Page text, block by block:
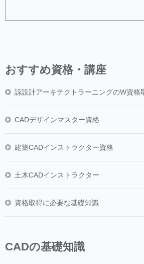
おすすめ資格・講座
諒設計アーキテクトラーニングのW資格
CADデザインマスター資格
建築CADインストラクター資格
土木CADインストラクター
資格取得に必要な基礎知識
CADの基礎知識